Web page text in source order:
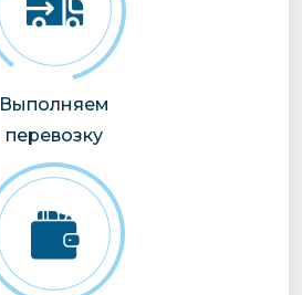
Выполняем
перевозку